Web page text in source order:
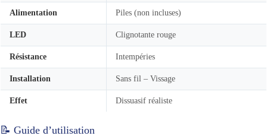
Alimentation Piles (non incluses)
LED Clignotante rouge
Résistance Intempéries
Installation Sans fil – Vissage
Effet Dissuasif réaliste
📝 Guide d’utilisation